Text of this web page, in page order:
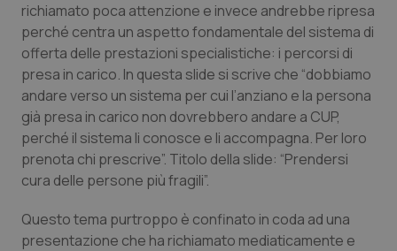
Basilicata
Calabria
Campania
Emilia-Romagna
Friuli Venezia Giulia
Artrite & artrosi
Asma & BPCO
Car-T
Colesterolo & coronaropatie
Dermatite Atopica
QS Club Newsletter
richiamato poca attenzione e invece andrebbe ripresa
perché centra un aspetto fondamentale del sistema di
offerta delle prestazioni specialistiche: i percorsi di
presa in carico. In questa slide si scrive che “dobbiamo
andare verso un sistema per cui l’anziano e la persona
già presa in carico non dovrebbero andare a CUP,
perché il sistema li conosce e li accompagna. Per loro
prenota chi prescrive”. Titolo della slide: “Prendersi
cura delle persone più fragili”.
Questo tema purtroppo è confinato in coda ad una
presentazione che ha richiamato mediaticamente e